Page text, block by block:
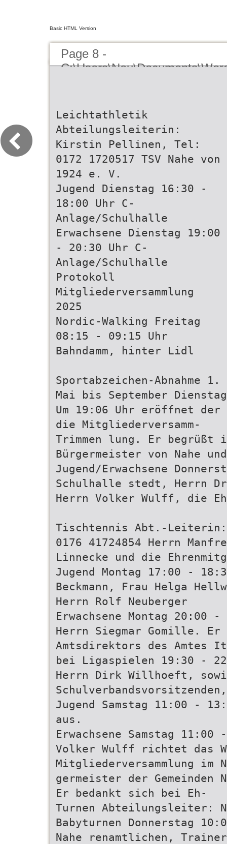
Basic HTML Version
Page 8 -
Leichtathletik
Abteilungsleiterin:
Kirstin Pellinen, Tel:
0172 1720517 TSV Nahe von
1924 e. V.
Jugend Dienstag 16:30 -
18:00 Uhr C-
Anlage/Schulhalle
Erwachsene Dienstag 19:00
- 20:30 Uhr C-
Anlage/Schulhalle
Protokoll
Mitgliederversammlung
2025
Nordic-Walking Freitag
08:15 - 09:15 Uhr
Bahndamm, hinter Lidl
Sportabzeichen-Abnahme
Mai bis September
Um 19:06 Uhr eröffnet der
die Mitgliederversamm-
Trimmen lung. Er begrüßt
Bürgermeister von Nahe
Jugend/Erwachsene
Schulhalle stedt, Herrn
Herrn Volker Wulff, die
Tischtennis Abt.-Leiterin:
0176 41724854 Herrn
Linnecke und die
Jugend Montag 17:00 -
Beckmann, Frau Helga
Herrn Rolf Neuberger
Erwachsene Montag 20:00
Herrn Siegmar Gomille.
Amtsdirektors des Amtes
bei Ligaspielen 19:30 -
Herrn Dirk Willhoeft,
Jugend Samstag 11:00 -
aus.
Erwachsene Samstag
Volker Wulff richtet das
Mitgliederversammlung im
germeister der Gemeinden
Er bedankt sich bei Eh-
Turnen Abteilungsleiter:
Babyturnen Donnerstag
Nahe renamtlichen,